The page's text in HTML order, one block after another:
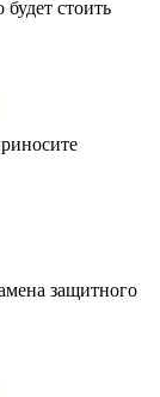
стоить
защитного